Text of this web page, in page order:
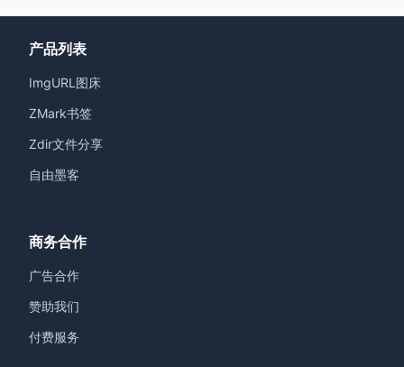
产品列表
ImgURL图床
ZMark书签
Zdir文件分享
自由墨客
商务合作
广告合作
赞助我们
付费服务